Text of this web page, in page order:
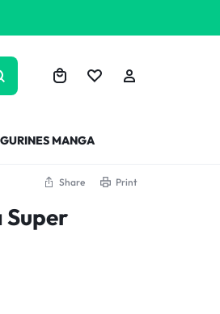
MANGA
Share Print
Super